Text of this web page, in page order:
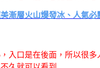
漸層火山爆發冰、人氣必
入口是在後面，所以很